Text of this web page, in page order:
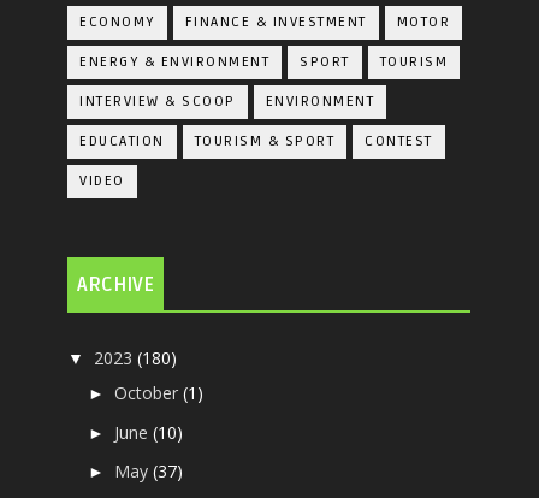
ECONOMY FINANCE & INVESTMENT MOTOR
ENERGY & ENVIRONMENT SPORT TOURISM
INTERVIEW & SCOOP ENVIRONMENT
EDUCATION TOURISM & SPORT CONTEST
VIDEO
ARCHIVE
▼ 2023(180)
►October(1)
► June(10)
► May(37)